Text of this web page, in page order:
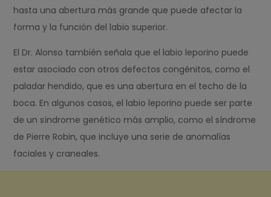
hasta una abertura más grande que puede afectar la
forma y la función del labio superior.
El Dr. Alonso también señala que el labio leporino puede
estar asociado con otros defectos congénitos, como el
paladar hendido, que es una abertura en el techo de la
boca. En algunos casos, el labio leporino puede ser parte
de un síndrome genético más amplio, como el síndrome
de Pierre Robin, que incluye una serie de anomalías
faciales y craneales.